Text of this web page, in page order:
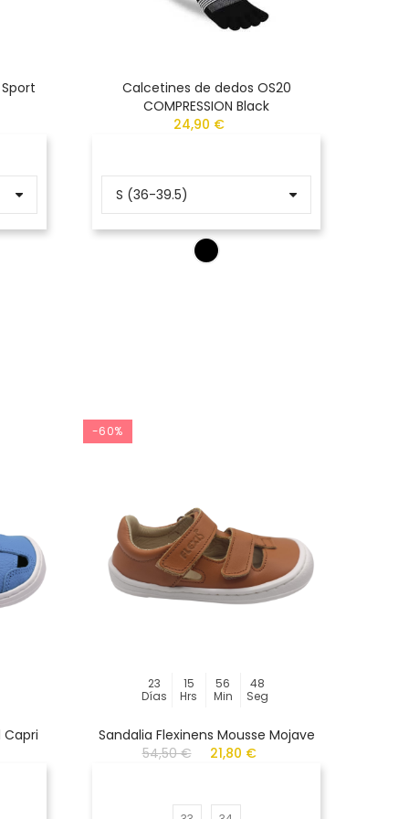
Calcetines de dedos OS20
COMPRESSION Black
24,90 €
Capri
-60%
23
Días
15
Hrs
56
Min
48
Seg
Sandalia Flexinens Mousse Mojave
54,50 €
21,80 €